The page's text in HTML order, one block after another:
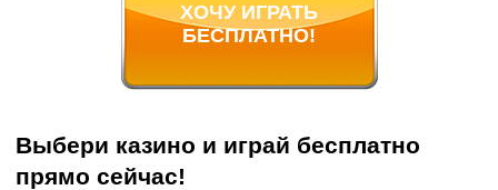
ХОЧУ ИГРАТЬ
БЕСПЛАТНО!
Выбери казино и играй бесплатно
прямо сейчас!